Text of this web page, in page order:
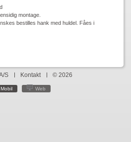
montage.
bestilles hank med huldel. Fåes i
S Kontakt © 2026
Mobil Web